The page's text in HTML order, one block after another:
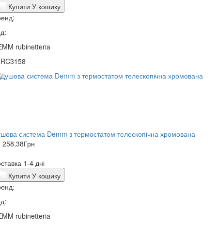
Купити У кошику
rubinetteria
система Demm з термостатом телескопічна хромована
258,38Грн
1-4 дні
Купити У кошику
rubinetteria